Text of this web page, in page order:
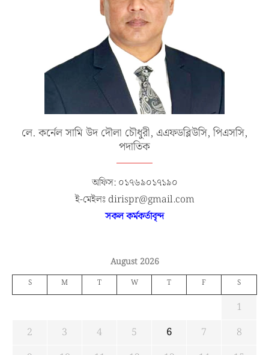
লে. কর্নেল সামি উদ দৌলা চৌধুরী, এএফডব্লিউসি, পিএসসি,
পদাতিক
অফিস: ০১৭৬৯০১৭১৯০
ই-মেইলঃ dirispr@gmail.com
সকল কর্মকর্তাবৃন্দ
August 2026
S M T W T F S
1
2
3 4 5 6 7
8